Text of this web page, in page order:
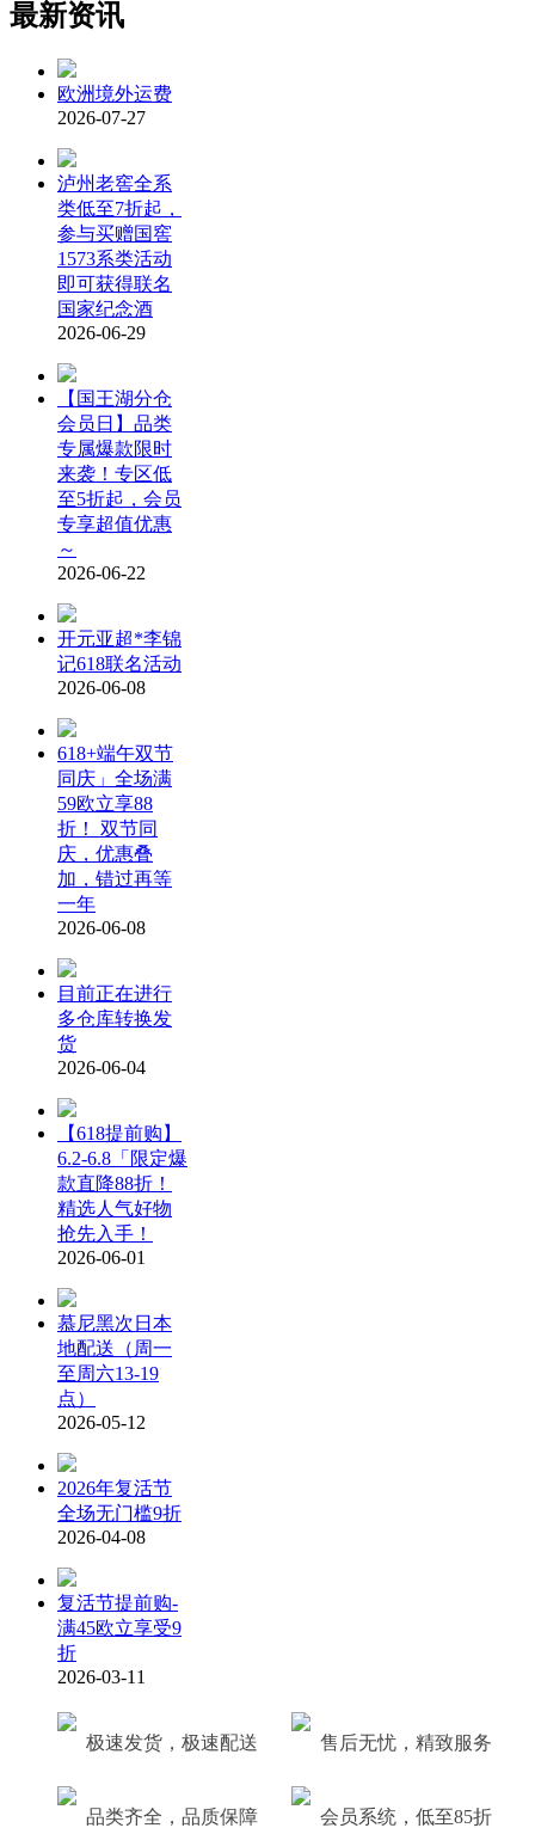
最新资讯
欧洲境外运费
2026-07-27
泸州老窖全系
类低至7折起，
参与买赠国窖
1573系类活动
即可获得联名
国家纪念酒
2026-06-29
【国王湖分仓
会员日】品类
专属爆款限时
来袭！专区低
至5折起，会员
专享超值优惠
～
2026-06-22
开元亚超*李锦
记618联名活动
2026-06-08
618+端午双节
同庆」全场满
59欧立享88
折！ 双节同
庆，优惠叠
加，错过再等
一年
2026-06-08
目前正在进行
多仓库转换发
货
2026-06-04
【618提前购】
6.2-6.8「限定爆
款直降88折！
精选人气好物
抢先入手！
2026-06-01
慕尼黑次日本
地配送（周一
至周六13-19
点）
2026-05-12
2026年复活节
全场无门槛9折
2026-04-08
复活节提前购-
满45欧立享受9
折
2026-03-11
极速发货，极速配送 售后无忧，精致服务
品类齐全，品质保障 会员系统，低至85折